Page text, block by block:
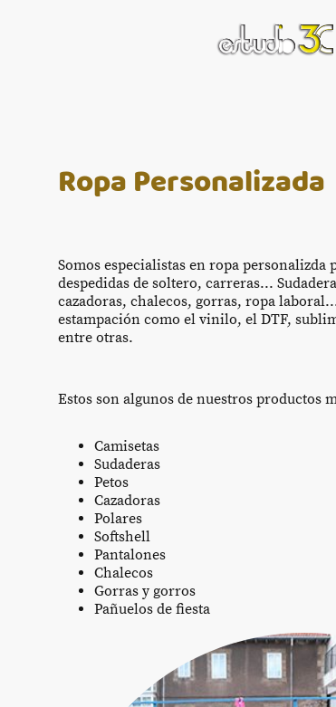
Ropa Personalizada
Somos especialistas en ropa personalizda
despedidas de soltero, carreras...
cazadoras, chalecos, gorras, ropa
estampación como el vinilo, el DTF,
entre otras.
Estos son algunos de nuestros productos
Camisetas
Sudaderas
Petos
Cazadoras
Polares
Softshell
Pantalones
Chalecos
Gorras y gorros
Pañuelos de fiesta